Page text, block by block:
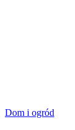
Dom i ogród